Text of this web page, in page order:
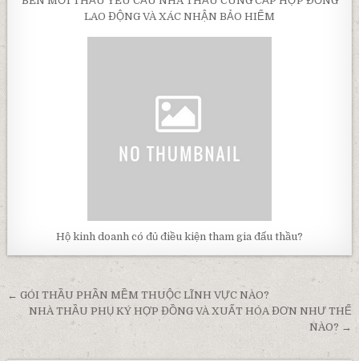
LAO ĐỘNG VÀ XÁC NHẬN BẢO HIỂM
Hộ kinh doanh có đủ điều kiện tham gia đấu thầu?
Post
navigation
← GÓI THẦU PHẦN MỀM THUỘC LĨNH VỰC NÀO?
NHÀ THẦU PHỤ KÝ HỢP ĐỒNG VÀ XUẤT HÓA ĐƠN NHƯ THẾ
NÀO? →